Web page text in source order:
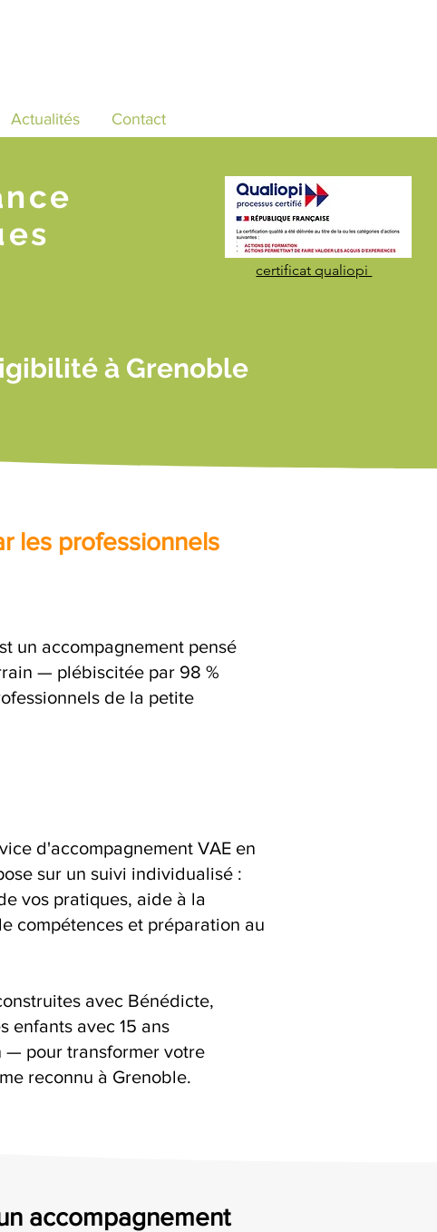
Actualités Contact
certificat qualiopi
à Grenoble
les professionnels
un accompagnement pensé
— plébiscitée par 98 %
de la petite
d'accompagnement VAE en
sur un suivi individualisé :
vos pratiques, aide à la
compétences et préparation au
avec Bénédicte,
enfants avec 15 ans
— pour transformer votre
reconnu à Grenoble.
accompagnement